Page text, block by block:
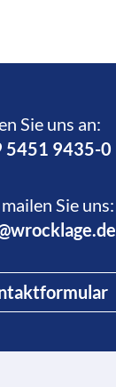
Sie uns an:­
5451 9435-0
Sie uns: